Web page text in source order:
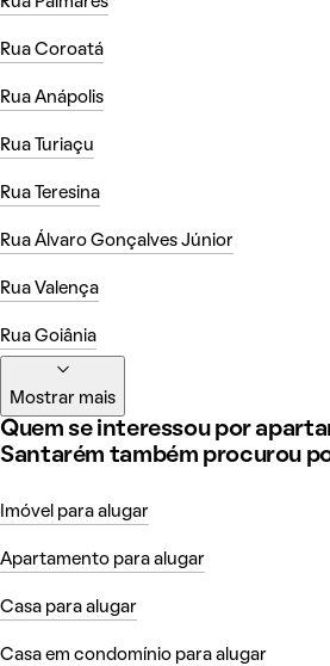
Rua Coroatá
Rua Anápolis
Rua Turiaçu
Rua Teresina
Rua Álvaro Gonçalves Júnior
Rua Valença
Rua Goiânia
Mostrar mais
Quem se interessou por
Santarém também procurou
Imóvel para alugar
Apartamento para alugar
Casa para alugar
Casa em condomínio para alugar